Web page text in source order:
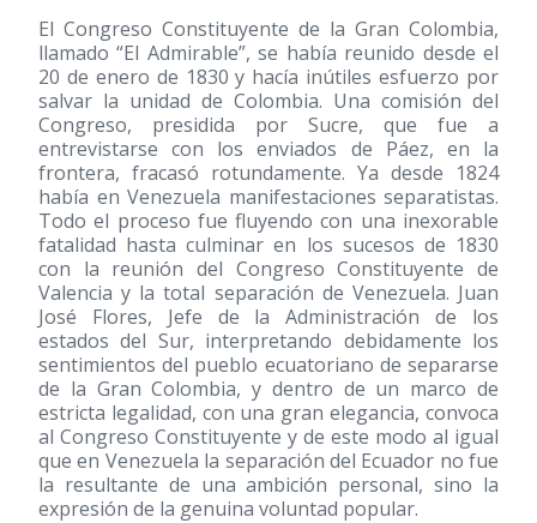
El Congreso Constituyente de la Gran Colombia,
llamado “El Admirable”, se había reunido desde el
20 de enero de 1830 y hacía inútiles esfuerzo por
salvar la unidad de Colombia. Una comisión del
Congreso, presidida por Sucre, que fue a
entrevistarse con los enviados de Páez, en la
frontera, fracasó rotundamente. Ya desde 1824
había en Venezuela manifestaciones separatistas.
Todo el proceso fue fluyendo con una inexorable
fatalidad hasta culminar en los sucesos de 1830
con la reunión del Congreso Constituyente de
Valencia y la total separación de Venezuela. Juan
José Flores, Jefe de la Administración de los
estados del Sur, interpretando debidamente los
sentimientos del pueblo ecuatoriano de separarse
de la Gran Colombia, y dentro de un marco de
estricta legalidad, con una gran elegancia, convoca
al Congreso Constituyente y de este modo al igual
que en Venezuela la separación del Ecuador no fue
la resultante de una ambición personal, sino la
expresión de la genuina voluntad popular.